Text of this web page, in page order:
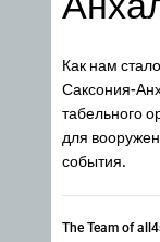
Как нам
Саксония-
табельного
для
события.
The Team of